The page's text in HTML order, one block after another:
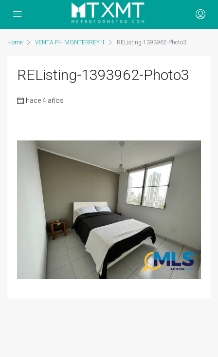
Home VENTA PH MONTERREY II REListing-1393962-Photo3
REListing-1393962-Photo3
hace 4 años